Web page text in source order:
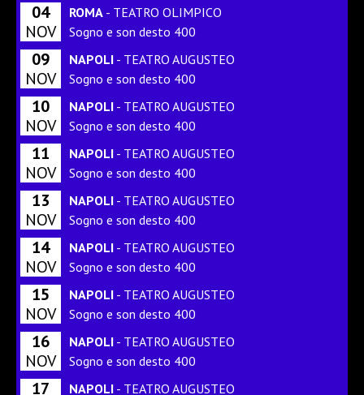
04
NOV
ROMA - TEATRO OLIMPICO
Sogno e son desto 400
09
NOV
NAPOLI - TEATRO AUGUSTEO
Sogno e son desto 400
10
NOV
NAPOLI - TEATRO AUGUSTEO
Sogno e son desto 400
11
NOV
NAPOLI - TEATRO AUGUSTEO
Sogno e son desto 400
13
NOV
NAPOLI - TEATRO AUGUSTEO
Sogno e son desto 400
14
NOV
NAPOLI - TEATRO AUGUSTEO
Sogno e son desto 400
15
NOV
NAPOLI - TEATRO AUGUSTEO
Sogno e son desto 400
16
NOV
NAPOLI - TEATRO AUGUSTEO
Sogno e son desto 400
17 NAPOLI - TEATRO AUGUSTEO